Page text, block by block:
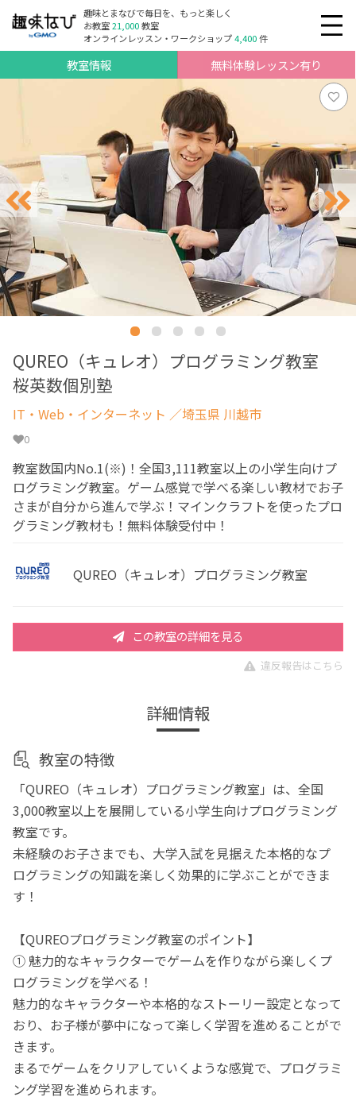
趣味とまなびで毎日を、もっと楽しく
お教室21,000教室
オンラインレッスン・ワークショップ4,400件
教室情報 無料体験レッスン有り
QUREO（キュレオ）プログラミング教室
桜英数個別塾
IT・Web・インターネット ／埼玉県 川越市
0
教室数国内No.1(※)！全国3,111教室以上の小学生向けプ
ログラミング教室。ゲーム感覚で学べる楽しい教材でお子
さまが自分から進んで学ぶ！マインクラフトを使ったプロ
グラミング教材も！無料体験受付中！
QUREO（キュレオ）プログラミング教室
この教室の詳細を見る
違反報告はこちら
詳細情報
教室の特徴
「QUREO（キュレオ）プログラミング教室」は、全国
3,000教室以上を展開している小学生向けプログラミング
教室です。
未経験のお子さまでも、大学入試を見据えた本格的なプ
ログラミングの知識を楽しく効果的に学ぶことができま
す！
【QUREOプログラミング教室のポイント】
① 魅力的なキャラクターでゲームを作りながら楽しくプ
ログラミングを学べる！
魅力的なキャラクターや本格的なストーリー設定となって
おり、お子様が夢中になって楽しく学習を進めることがで
きます。
まるでゲームをクリアしていくような感覚で、プログラミ
ング学習を進められます。